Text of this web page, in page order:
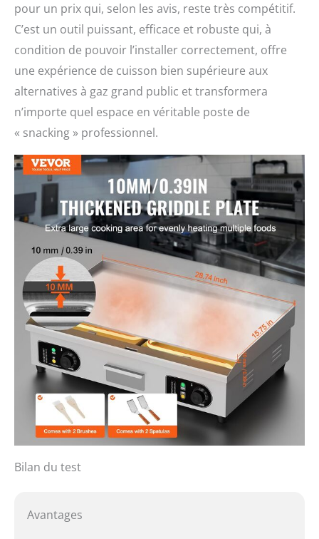
pour un prix qui, selon les avis, reste très compétitif.
C’est un outil puissant, efficace et robuste qui, à
condition de pouvoir l’installer correctement, offre
une expérience de cuisson bien supérieure aux
alternatives à gaz grand public et transformera
n’importe quel espace en véritable poste de
« snacking » professionnel.
Bilan du test
Avantages